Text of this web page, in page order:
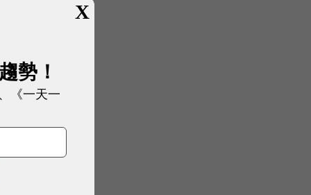
X
勢！
《一天一